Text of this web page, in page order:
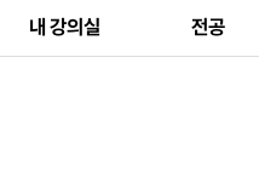
내 강의실 전공